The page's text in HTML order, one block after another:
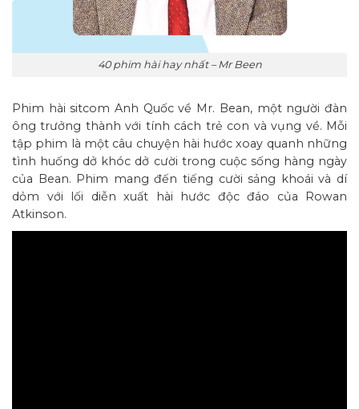
40 phim hài hay nhất – Mr Been
Phim hài sitcom Anh Quốc về Mr. Bean, một người đàn
ông trưởng thành với tính cách trẻ con và vụng về. Mỗi
tập phim là một câu chuyện hài hước xoay quanh những
tình huống dở khóc dở cười trong cuộc sống hàng ngày
của Bean. Phim mang đến tiếng cười sảng khoái và dí
dỏm với lối diễn xuất hài hước độc đáo của Rowan
Atkinson.